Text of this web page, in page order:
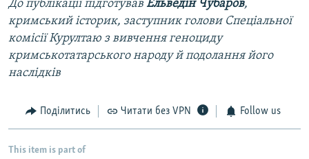
До публікації підготував Ельведін Чубаров,
кримський історик, заступник голови Спеціальної
комісії Курултаю з вивчення геноциду
кримськотатарського народу й подолання його
наслідків
Поділитись Читати без VPN Follow us
This item is part of